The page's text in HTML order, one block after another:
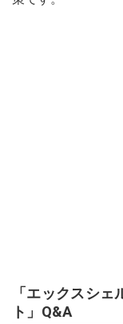
「エックスシ
ト」Q&A